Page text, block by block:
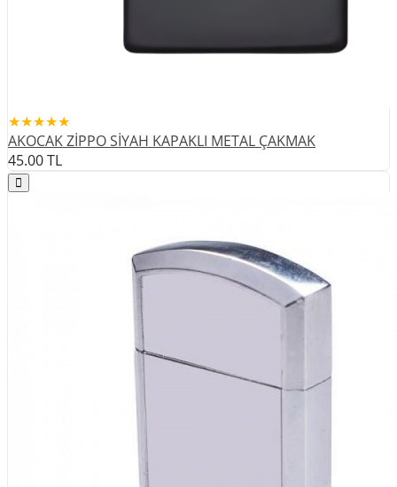
★★★★★
AKOCAK ZİPPO SİYAH KAPAKLI METAL ÇAKMAK
45.00TL